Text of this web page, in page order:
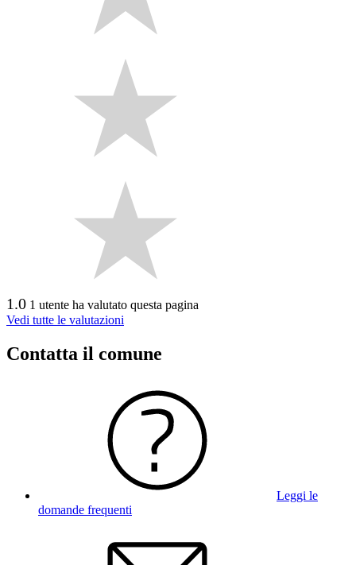
1.0 1 utente ha valutato questa pagina
Vedi tutte le valutazioni
Contatta il comune
Leggi le
domande frequenti